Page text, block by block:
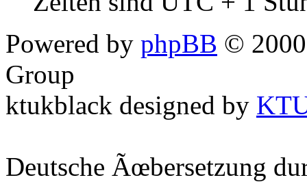
Powered by phpBB ©
Group
ktukblack designed by
Deutsche Ãœbersetzung